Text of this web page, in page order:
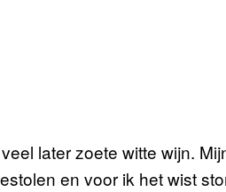
later zoete witte wijn.
en voor ik het wist